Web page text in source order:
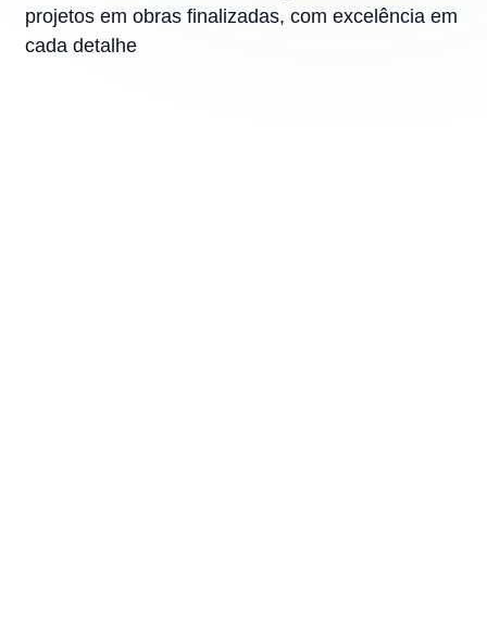
projetos em obras finalizadas, com excelência em
cada detalhe